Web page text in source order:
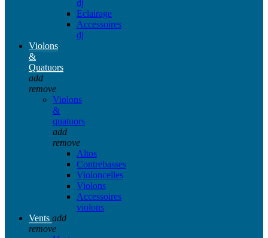
dj
Eclairage
Accessoires
dj
Violons
&
Quatuors
add
remove
Violons
&
quatuors
add
remove
Altos
Contrebasses
Violoncelles
Violons
Accessoires
violons
Vents add
remove